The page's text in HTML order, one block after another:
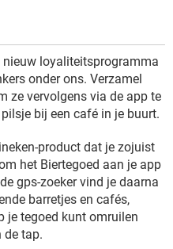
nieuw loyaliteitsprogramma
onder ons. Verzamel
ze vervolgens via de app te
bij een café in je buurt.
product dat je zojuist
het Biertegoed aan je app
gps-zoeker vind je daarna
barretjes en cafés,
je tegoed kunt omruilen
de tap.